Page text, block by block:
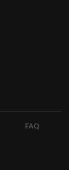
FAQ